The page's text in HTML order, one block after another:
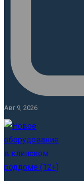
Авг 9, 2026